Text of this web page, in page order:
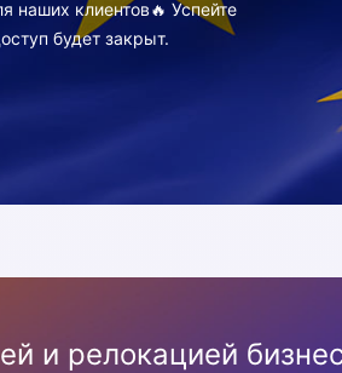
наших клиентов🔥 Успейте
будет закрыт.
и релокацией